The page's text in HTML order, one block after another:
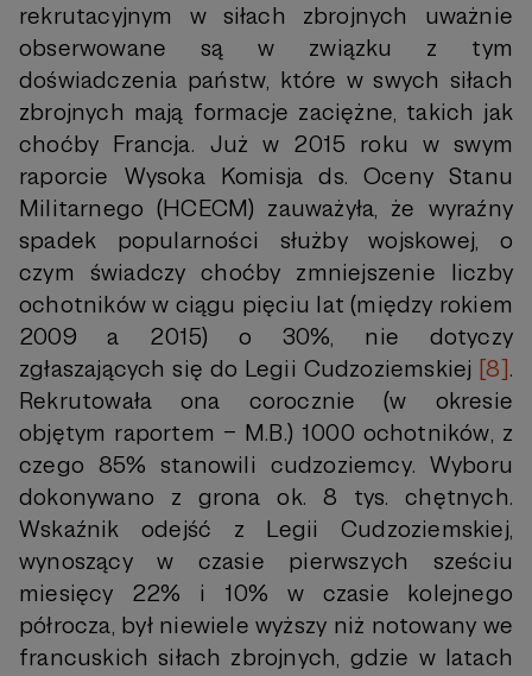
rekrutacyjnym w siłach zbrojnych uważnie
obserwowane są w związku z tym
doświadczenia państw, które w swych siłach
zbrojnych mają formacje zaciężne, takich jak
choćby Francja. Już w 2015 roku w swym
raporcie Wysoka Komisja ds. Oceny Stanu
Militarnego (HCECM) zauważyła, że wyraźny
spadek popularności służby wojskowej, o
czym świadczy choćby zmniejszenie liczby
ochotników w ciągu pięciu lat (między rokiem
2009 a 2015) o 30%, nie dotyczy
zgłaszających się do Legii Cudzoziemskiej [8].
Rekrutowała ona corocznie (w okresie
objętym raportem – M.B.) 1000 ochotników, z
czego 85% stanowili cudzoziemcy. Wyboru
dokonywano z grona ok. 8 tys. chętnych.
Wskaźnik odejść z Legii Cudzoziemskiej,
wynoszący w czasie pierwszych sześciu
miesięcy 22% i 10% w czasie kolejnego
półrocza, był niewiele wyższy niż notowany we
francuskich siłach zbrojnych, gdzie w latach